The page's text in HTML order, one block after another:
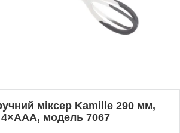
міксер Kamille 290 мм,
модель 7067